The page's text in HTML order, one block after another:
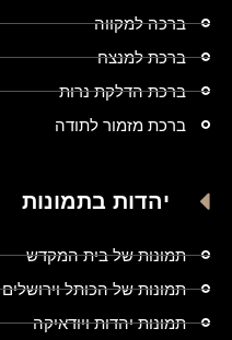
ברכה למקווה
ברכת למנצח
ברכת הדלקת נרות
ברכת מזמור לתודה
יהדות בתמונות
תמונות של בית המקדש
תמונות של הכותל וירושלים
תמונות יהדות ויודאיקה